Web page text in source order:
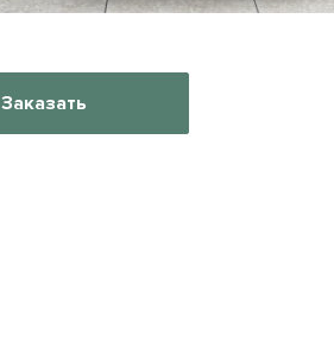
Заказать